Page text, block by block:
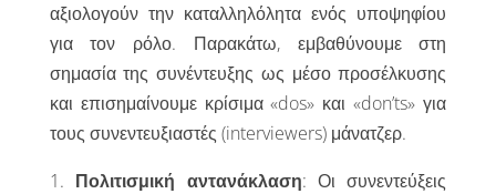
αξιολογούν την καταλληλόλητα ενός υποψηφίου
για τον ρόλο. Παρακάτω, εμβαθύνουμε στη
σημασία της συνέντευξης ως μέσο προσέλκυσης
και επισημαίνουμε κρίσιμα «dos» και «don’ts» για
τους συνεντευξιαστές (interviewers) μάνατζερ.
Πολιτισμική αντανάκλαση: Οι συνεντεύξεις